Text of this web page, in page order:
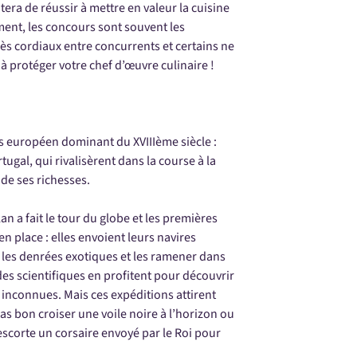
de réussir à mettre en valeur la cuisine
les concours sont souvent les
cordiaux entre concurrents et certains ne
protéger votre chef d’œuvre culinaire !
dominant du XVIIIème siècle :
qui rivalisèrent dans la course à la
ses richesses.
a fait le tour du globe et les premières
place : elles envoient leurs navires
denrées exotiques et les ramener dans
scientifiques en profitent pour découvrir
Mais ces expéditions attirent
bon croiser une voile noire à l’horizon ou
un corsaire envoyé par le Roi pour